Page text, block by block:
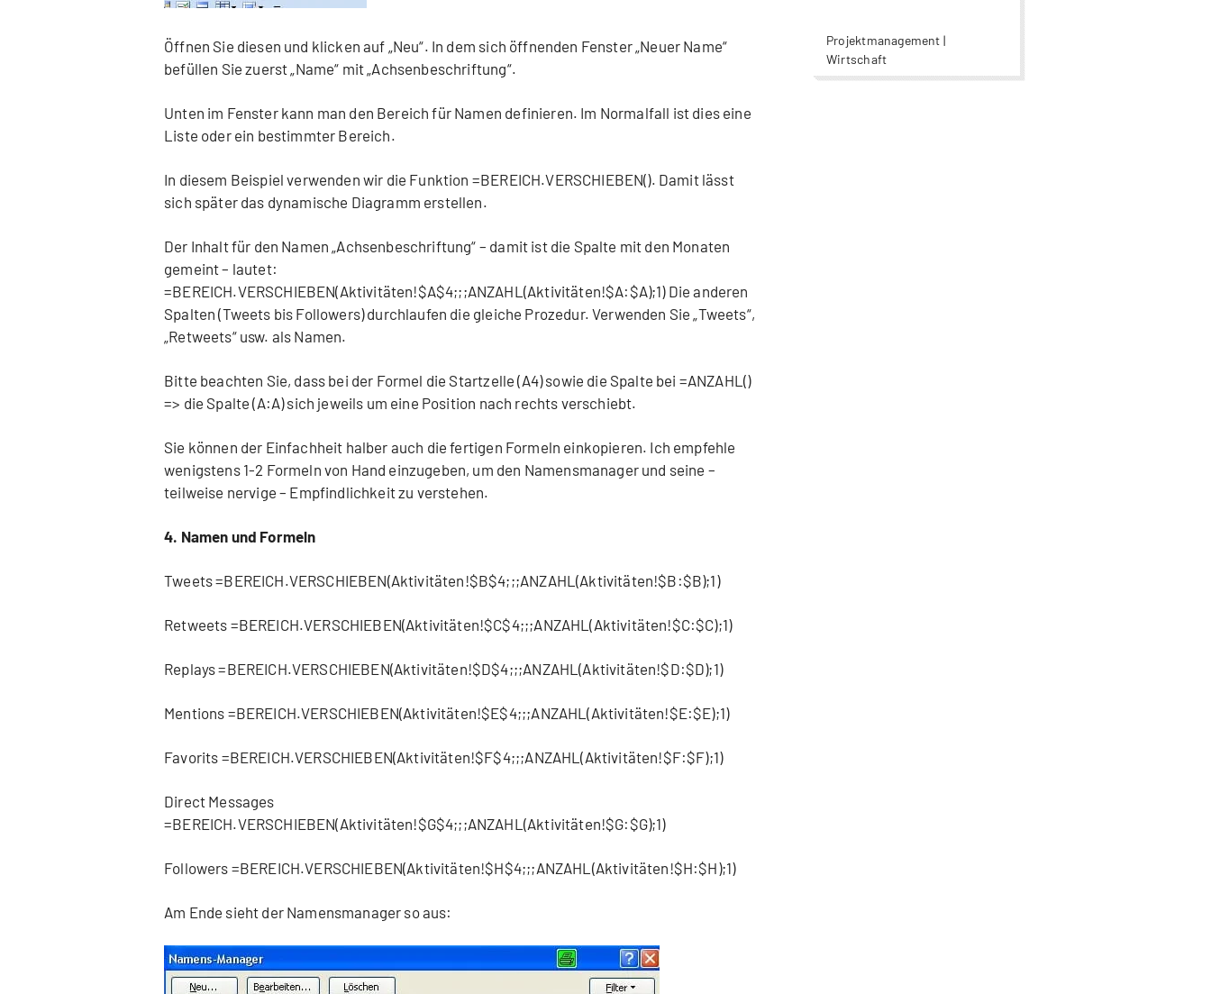
Öffnen Sie diesen und klicken auf „Neu“. In dem sich öffnenden Fenster „Neuer Name“
befüllen Sie zuerst „Name“ mit „Achsenbeschriftung“.
Unten im Fenster kann man den Bereich für Namen definieren. Im Normalfall ist dies eine
Liste oder ein bestimmter Bereich.
In diesem Beispiel verwenden wir die Funktion =BEREICH.VERSCHIEBEN(). Damit lässt
sich später das dynamische Diagramm erstellen.
Der Inhalt für den Namen „Achsenbeschriftung“ – damit ist die Spalte mit den Monaten
gemeint – lautet:
=BEREICH.VERSCHIEBEN(Aktivitäten!$A$4;;;ANZAHL(Aktivitäten!$A:$A);1) Die anderen
Spalten (Tweets bis Followers) durchlaufen die gleiche Prozedur. Verwenden Sie „Tweets“,
„Retweets“ usw. als Namen.
Bitte beachten Sie, dass bei der Formel die Startzelle (A4) sowie die Spalte bei =ANZAHL()
=> die Spalte (A:A) sich jeweils um eine Position nach rechts verschiebt.
Sie können der Einfachheit halber auch die fertigen Formeln einkopieren. Ich empfehle
wenigstens 1-2 Formeln von Hand einzugeben, um den Namensmanager und seine –
teilweise nervige – Empfindlichkeit zu verstehen.
4. Namen und Formeln
Tweets =BEREICH.VERSCHIEBEN(Aktivitäten!$B$4;;;ANZAHL(Aktivitäten!$B:$B);1)
Retweets =BEREICH.VERSCHIEBEN(Aktivitäten!$C$4;;;ANZAHL(Aktivitäten!$C:$C);1)
Replays =BEREICH.VERSCHIEBEN(Aktivitäten!$D$4;;;ANZAHL(Aktivitäten!$D:$D);1)
Mentions =BEREICH.VERSCHIEBEN(Aktivitäten!$E$4;;;ANZAHL(Aktivitäten!$E:$E);1)
Favorits =BEREICH.VERSCHIEBEN(Aktivitäten!$F$4;;;ANZAHL(Aktivitäten!$F:$F);1)
Direct Messages
=BEREICH.VERSCHIEBEN(Aktivitäten!$G$4;;;ANZAHL(Aktivitäten!$G:$G);1)
Followers =BEREICH.VERSCHIEBEN(Aktivitäten!$H$4;;;ANZAHL(Aktivitäten!$H:$H);1)
Am Ende sieht der Namensmanager so aus:
Projektmanagement |
Wirtschaft